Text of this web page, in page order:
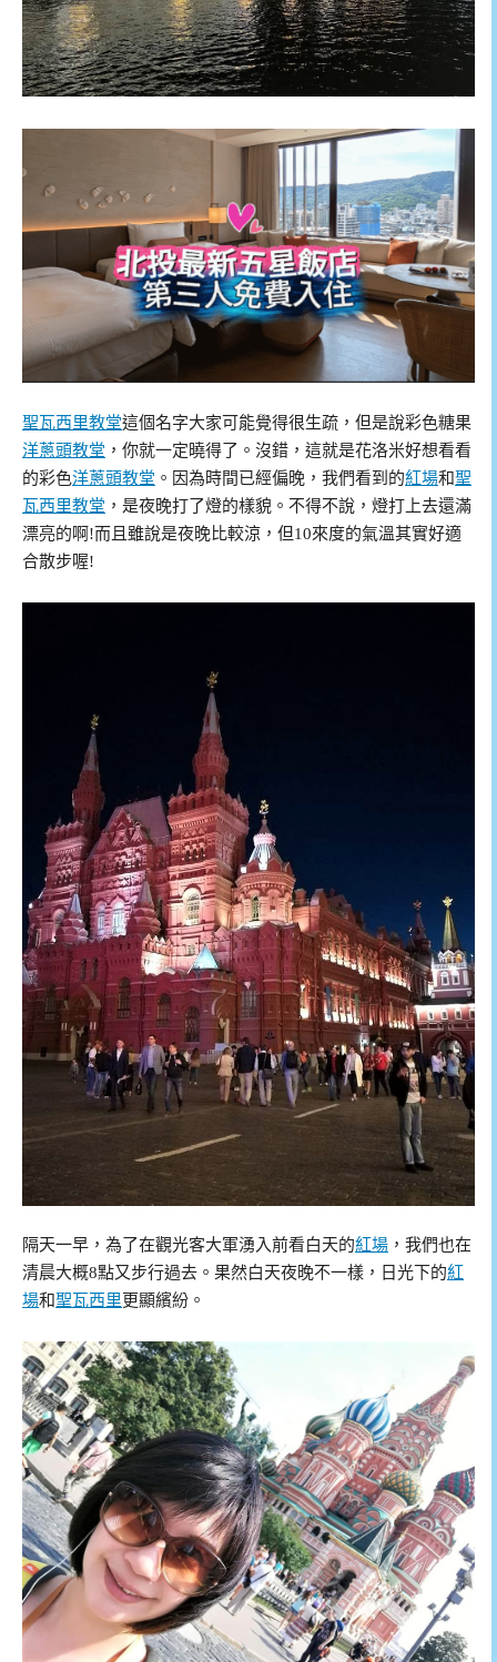
聖瓦西里教堂這個名字大家可能覺得很生疏，但是說彩色糖果
洋蔥頭教堂 ，你就一定曉得了。沒錯，這就是花洛米好想看看
的彩色洋蔥頭教堂 。因為時間已經偏晚，我們看到的紅場和聖
瓦西里教堂 ，是夜晚打了燈的樣貌。不得不說，燈打上去還滿
漂亮的啊!而且雖說是夜晚比較涼，但10來度的氣溫其實好適
合散步喔!
隔天一早，為了在觀光客大軍湧入前看白天的紅場 ，我們也在
清晨大概8點又步行過去。果然白天夜晚不一樣，日光下的紅
場和聖瓦西里更顯繽紛。